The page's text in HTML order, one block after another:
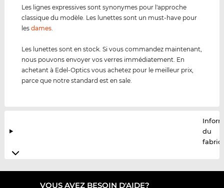
Les lignes expressives sont synonymes pour l'approche
classique du modèle. Les lunettes sont un must-have pour
lesdames
Les lunettes sont en stock. Si vous commandez maintenant,
nous pouvons envoyer vos verres immédiatement. En
achetant à Edel-Optics vous achetez pour le meilleur prix,
parce que notre standard est en sale.
du
VOUS AVEZ BESOIN D'AIDE?